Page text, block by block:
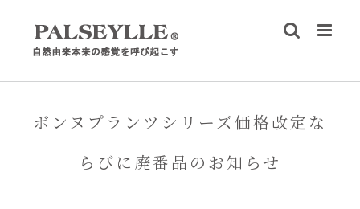
content
ボンヌプランツシリーズ価格改定な
らびに廃番品のお知らせ